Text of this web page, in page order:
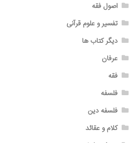
اصول فقه
تفسیر و علوم قرآنی
دیگر کتاب ها
عرفان
فقه
فلسفه
فلسفه دین
کلام و عقائد